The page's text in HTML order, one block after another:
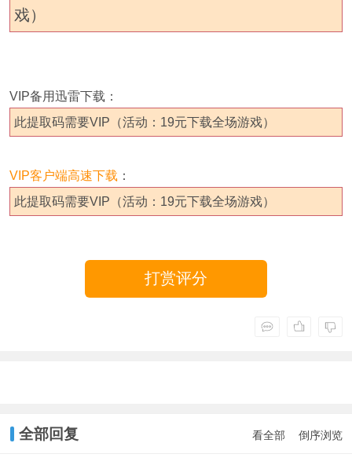
戏）
VIP备用迅雷下载：
此提取码需要VIP（活动：19元下载全场游戏）
VIP客户端高速下载 ：
此提取码需要VIP（活动：19元下载全场游戏）
打赏评分
全部回复 看全部 倒序浏览